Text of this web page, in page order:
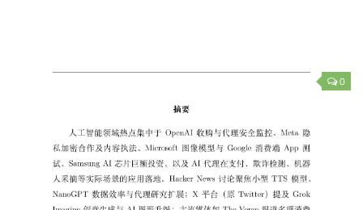
0